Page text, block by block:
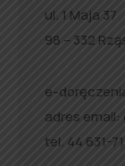
ul. 1 Maja 37
98 – 332
e-
adres email:
tel. 44 631-